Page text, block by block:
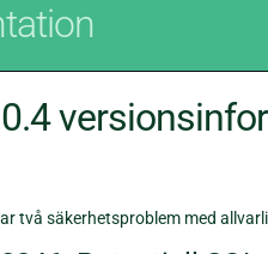
två säkerhetsproblem med